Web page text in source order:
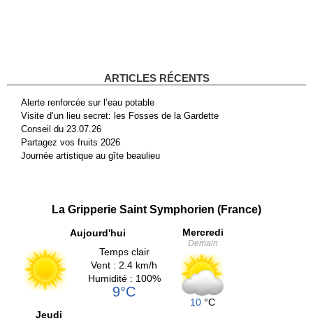
ARTICLES RÉCENTS
Alerte renforcée sur l’eau potable
Visite d’un lieu secret: les Fosses de la Gardette
Conseil du 23.07.26
Partagez vos fruits 2026
Journée artistique au gîte beaulieu
La Gripperie Saint Symphorien (France)
Aujourd'hui
Temps clair
Vent : 2.4 km/h
Humidité : 100%
9°C
Mercredi
Demain
10 °C
Jeudi